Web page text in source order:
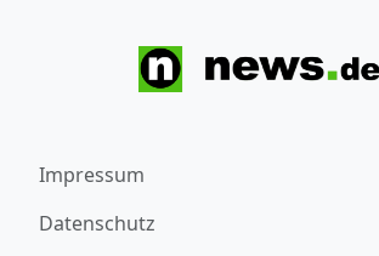
Impressum
Datenschutz